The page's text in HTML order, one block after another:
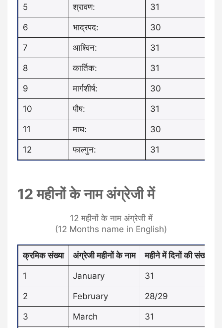
5 श्रावण: 31
6 भाद्रपद: 30
7 आश्विन: 31
8 कार्तिक: 31
9 मार्गशीर्ष: 30
10 पौष: 31
11 माघ: 30
12 फाल्गुन: 31
12 महीनों के नाम अंग्रेजी में
12 महीनों के नाम अंग्रेजी में
(12 Months name in English)
क्रमिक संख्या अंग्रेजी महीनों के नाम महीने में दिनों की संख्या
1 January 31
2 February 28/29
3 March 31